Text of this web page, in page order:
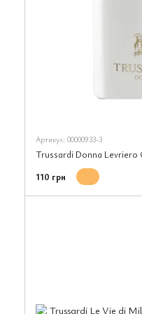
Артикул: 00000933-3
Trussardi Donna Levriero
110 грн